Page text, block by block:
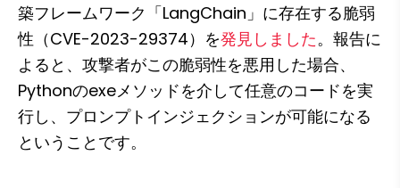
築フレームワーク「LangChain」に存在する脆弱
性（CVE-2023-29374）を発見しました。報告に
よると、攻撃者がこの脆弱性を悪用した場合、
Pythonのexeメソッドを介して任意のコードを実
行し、プロンプトインジェクションが可能になる
ということです。